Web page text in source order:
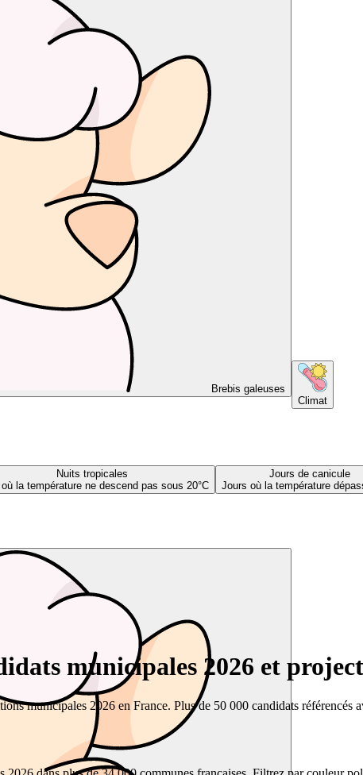
Brebis galeuses
Climat
Nuits tropicales
où la température ne descend pas sous 20°C
Jours de canicule
Jours où la température
municipales 2026 et
municipales 2026 en France. Plus de 50 000 candidats référencés